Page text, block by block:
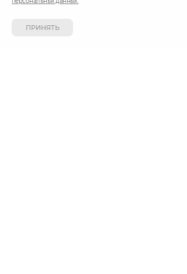
+7 843 570-15-15 (Казань)
ПРИНЯТЬ